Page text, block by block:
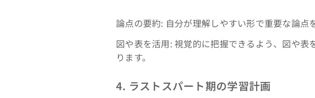
論点の要約: 自分が理解しやすい形で重要な論点
図や表を活用: 視覚的に把握できるよう、図や
ります。
4. ラストスパート期の学習計画